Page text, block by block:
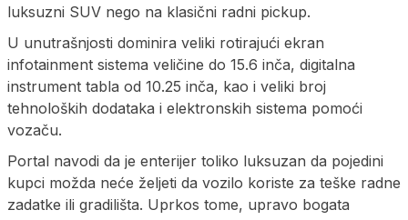
luksuzni SUV nego na klasični radni pickup.
U unutrašnjosti dominira veliki rotirajući ekran
infotainment sistema veličine do 15.6 inča, digitalna
instrument tabla od 10.25 inča, kao i veliki broj
tehnoloških dodataka i elektronskih sistema pomoći
vozaču.
Portal navodi da je enterijer toliko luksuzan da pojedini
kupci možda neće željeti da vozilo koriste za teške radne
zadatke ili gradilišta. Uprkos tome, upravo bogata